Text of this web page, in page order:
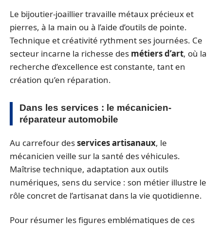
Le bijoutier-joaillier travaille métaux précieux et
pierres, à la main ou à l’aide d’outils de pointe.
Technique et créativité rythment ses journées. Ce
secteur incarne la richesse des métiers d’art, où la
recherche d’excellence est constante, tant en
création qu’en réparation.
Dans les services : le mécanicien-
réparateur automobile
Au carrefour desservices artisanaux, le
mécanicien veille sur la santé des véhicules.
Maîtrise technique, adaptation aux outils
numériques, sens du service : son métier illustre le
rôle concret de l’artisanat dans la vie quotidienne.
Pour résumer les figures emblématiques de ces